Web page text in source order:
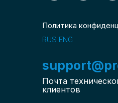
Политика
RUS ENG
Почта
клиентов